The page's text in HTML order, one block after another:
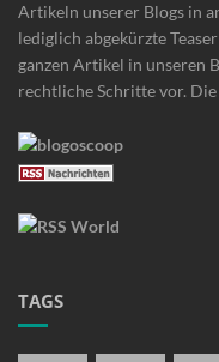
Artikeln unserer Blogs in
lediglich abgekürzte
ganzen Artikel in unseren
rechtliche Schritte vor.
TAGS